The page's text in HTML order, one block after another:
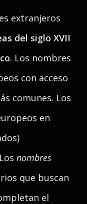
extranjeros
del siglo XVII
. Los nombres
con acceso
comunes. Los
en
nombres
que buscan
el